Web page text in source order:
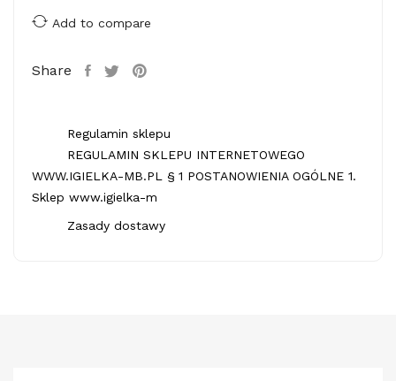
Add to compare
Share
Regulamin sklepu
REGULAMIN SKLEPU INTERNETOWEGO
WWW.IGIELKA-MB.PL § 1 POSTANOWIENIA OGÓLNE 1.
Sklep www.igielka-m
Zasady dostawy